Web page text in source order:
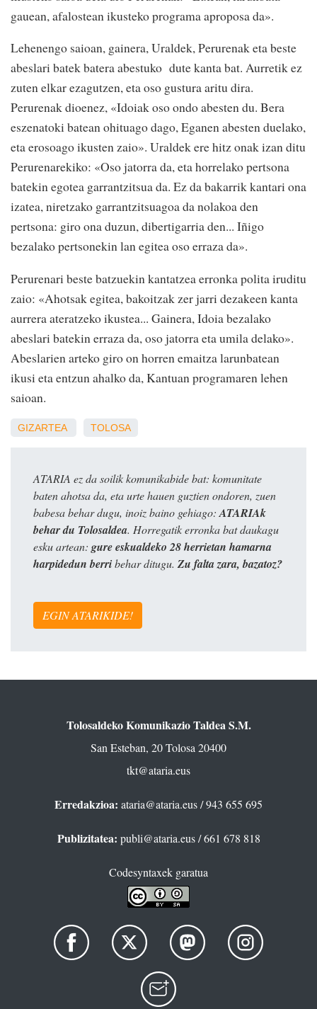
gauean, afalostean ikusteko programa aproposa da».
Lehenengo saioan, gainera, Uraldek, Perurenak eta beste
abeslari batek batera abestuko dute kanta bat. Aurretik ez
zuten elkar ezagutzen, eta oso gustura aritu dira.
Perurenak dioenez, «Idoiak oso ondo abesten du. Bera
eszenatoki batean ohituago dago, Eganen abesten duelako,
eta erosoago ikusten zaio». Uraldek ere hitz onak izan ditu
Perurenarekiko: «Oso jatorra da, eta horrelako pertsona
batekin egotea garrantzitsua da. Ez da bakarrik kantari ona
izatea, niretzako garrantzitsuagoa da nolakoa den
pertsona: giro ona duzun, dibertigarria den... Iñigo
bezalako pertsonekin lan egitea oso erraza da».
Perurenari beste batzuekin kantatzea erronka polita iruditu
zaio: «Ahotsak egitea, bakoitzak zer jarri dezakeen kanta
aurrera ateratzeko ikustea... Gainera, Idoia bezalako
abeslari batekin erraza da, oso jatorra eta umila delako».
Abeslarien arteko giro on horren emaitza larunbatean
ikusi eta entzun ahalko da, Kantuan programaren lehen
saioan.
GIZARTEA TOLOSA
ATARIA ez da soilik komunikabide bat: komunitate
baten ahotsa da, eta urte hauen guztien ondoren, zuen
babesa behar dugu, inoiz baino gehiago:ATARIAk
behar du Tolosaldea. Horregatik erronka bat daukagu
esku artean: gure eskualdeko 28 herrietan hamarna
harpidedun berribehar ditugu. Zu falta zara, bazatoz?
EGIN ATARIKIDE!
Tolosaldeko Komunikazio Taldea S.M.
San Esteban, 20 Tolosa 20400
tkt@ataria.eus
Erredakzioa: ataria@ataria.eus/ 943 655 695
Publizitatea: publi@ataria.eus/ 661 678 818
Codesyntaxek garatua